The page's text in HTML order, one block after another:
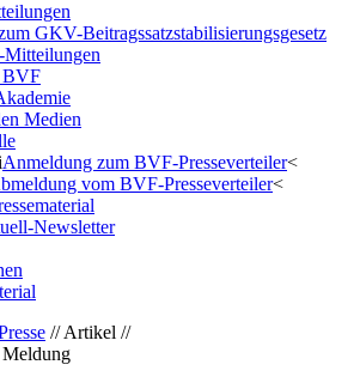
GKV-Beitragssatzstabilisierungsgesetz
BVF
Medien
Anmeldung zum BVF-Presseverteiler<
vom BVF-Presseverteiler<
Newsletter
// Artikel //